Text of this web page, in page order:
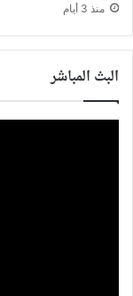
منذ 3 أيام
البث المباشر